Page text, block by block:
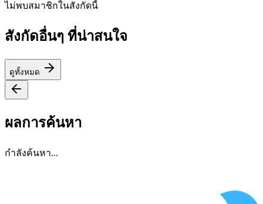
ไม่พบสมาชิกในสังกัดนี้
สังกัดอื่นๆ ที่น่าสนใจ
ดูทั้งหมด
ผลการค้นหา
กำลังค้นหา...